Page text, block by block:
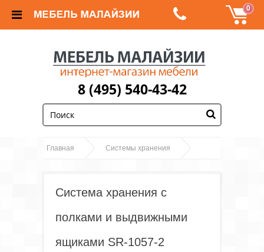
0
8 (495) 540-43-42
Главная Системы хранения
ящиками SR-1057-2
Система хранения с
полками и выдвижными
ящиками SR-1057-2